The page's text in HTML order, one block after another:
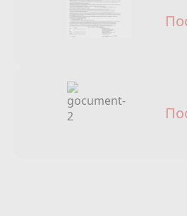
Официальный партнёр mos.ru
защита от мошенников